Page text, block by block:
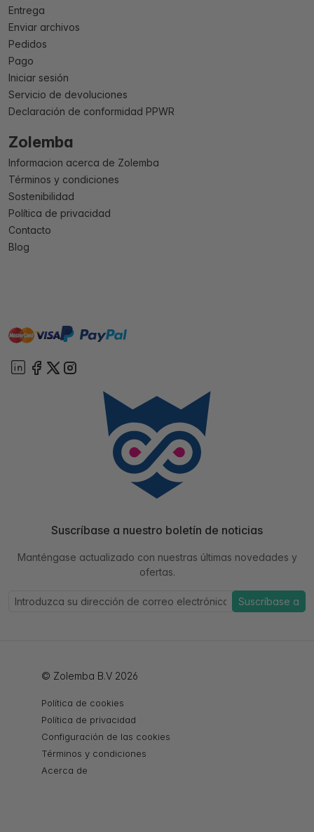
Entrega
Enviar archivos
Pedidos
Pago
Iniciar sesión
Servicio de devoluciones
Declaración de conformidad PPWR
Zolemba
Informacion acerca de Zolemba
Términos y condiciones
Sostenibilidad
Política de privacidad
Contacto
Blog
mastervisa paypal
Suscríbase a nuestro boletín de noticias
Manténgase actualizado con nuestras últimas novedades y
ofertas.
Suscríbase a
© Zolemba B.V 2026
Política de cookies
Política de privacidad
Configuración de las cookies
Términos y condiciones
Acerca de